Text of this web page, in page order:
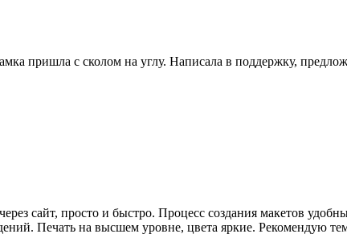
пришла с сколом на углу. Написала в поддержку,
сайт, просто и быстро. Процесс создания макетов
Печать на высшем уровне, цвета яркие. Рекомендую